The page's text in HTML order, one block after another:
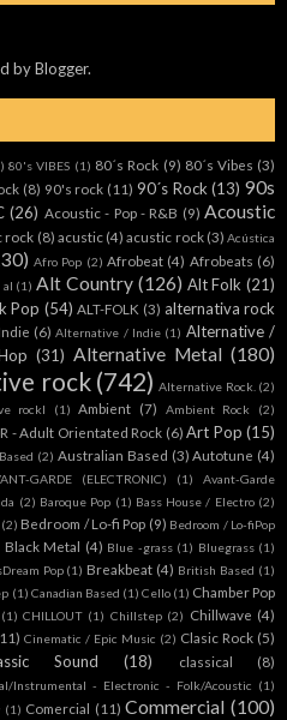
byBlogger.
80's VIBES (1) 80´s Rock (9) 80´s Vibes (3)
(8) 90's rock (11) 90´s Rock (13) 90s
(26) Acoustic - Pop - R&B (9) Acoustic
rock (8) acustic (4) acustic rock (3) Acústica
Afro Pop (2) Afrobeat (4) Afrobeats (6)
al (1) Alt Country (126) Alt Folk (21)
Pop (54) ALT-FOLK (3) alternativa rock
(6) Alternative / Indie (1) Alternative /
(31) Alternative Metal (180)
rock (742) Alternative Rock. (2)
rockl (1) Ambient (7) Ambient Rock (2)
- Adult Orientated Rock (6) Art Pop (15)
(2) Australian Based (3) Autotune (4)
GARDE (ELECTRONIC) (1)
Avant-Garde
(2) Baroque Pop (1) Bass House / Electro (2)
(2) Bedroom / Lo-fi Pop (9) Bedroom / Lo-fiPop
Black Metal (4) Blue -grass (1) Bluegrass (1)
Pop (1) Breakbeat (4) British Based (1)
(1) Canadian Based (1) Cello (1) Chamber Pop
(1) CHILLOUT (1) Chillstep (2) Chillwave (4)
Cinematic / Epic Music (2) Clasic Rock (5)
Sound (18) classical (8)
Instrumental - Electronic - Folk/Acoustic (1)
(1) Comercial (11) Commercial (100)